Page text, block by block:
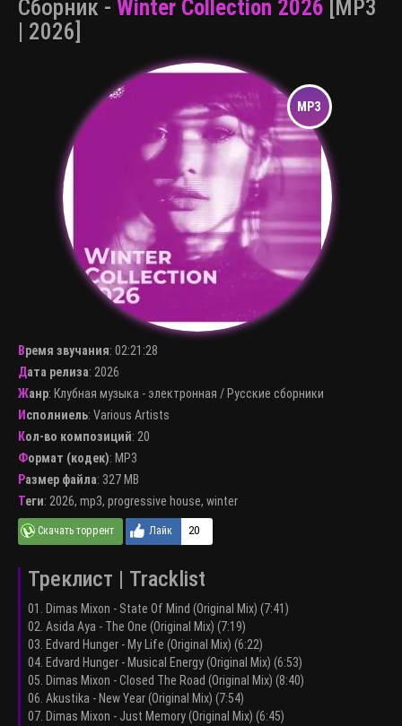
Сборник - Winter Collection 2026 [MP3
| 2026]
Время звучания: 02:21:28
Дата релиза: 2026
Жанр: Клубная музыка - электронная / Русские сборники
Исполниель: Various Artists
Кол-во композиций: 20
Формат (кодек): MP3
Размер файла: 327 MB
Теги: 2026, mp3, progressive house, winter
20
Треклист | Tracklist
01. Dimas Mixon - State Of Mind (Original Mix) (7:41)
02. Asida Aya - The One (Original Mix) (7:19)
03. Edvard Hunger - My Life (Original Mix) (6:22)
04. Edvard Hunger - Musical Energy (Original Mix) (6:53)
05. Dimas Mixon - Closed The Road (Original Mix) (8:40)
06. Akustika - New Year (Original Mix) (7:54)
07. Dimas Mixon - Just Memory (Original Mix) (6:45)